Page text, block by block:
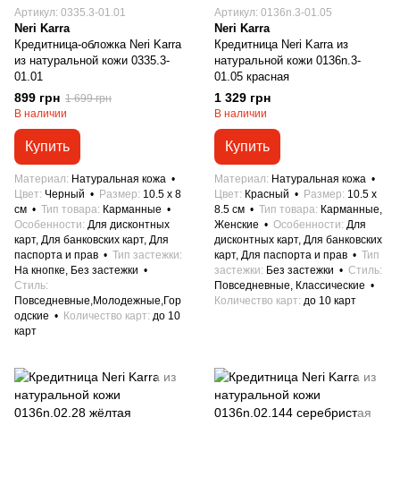
Артикул: 0335.3-01.01
Neri Karra
Кредитница-обложка Neri Karra
из натуральной кожи 0335.3-
01.01
899 грн 1 699 грн
В наличии
Купить
Материал
Натуральная кожа
Цвет Черный Размер 10.5 x 8
см
Тип товара Карманные
Особенности Для дисконтных
карт, Для банковских карт, Для
паспорта и прав
Тип застежки
На кнопке, Без застежки
Стиль
Повседневные,Молодежные,Гор
одские
Количество карт до 10
карт
Артикул: 0136n.3-01.05
Neri Karra
Кредитница Neri Karra из
натуральной кожи 0136n.3-
01.05 красная
1 329 грн
В наличии
Купить
Материал
Натуральная кожа
Цвет
Красный Размер 10.5 x
8.5 см
Тип товара Карманные,
Женские
Особенности Для
дисконтных карт, Для банковских
карт, Для паспорта и прав
Тип
застежки
Без застежки
Стиль
Повседневные, Классические
Количество карт до 10 карт